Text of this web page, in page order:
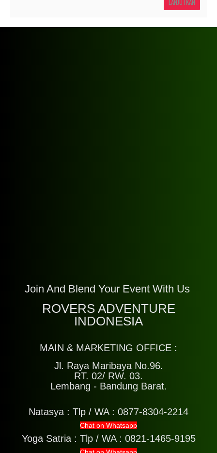
LANJUTKAN
Join And Blend Your Event With Us
ROVERS ADVENTURE
INDONESIA
MAIN & MARKETING OFFICE :
Jl. Raya Maribaya No.96.
RT. 02/ RW. 03.
Lembang - Bandung Barat.
Natasya : Tlp / WA : 0877-8304-2214
Chat on Whatsapp
Yoga Satria : Tlp / WA : 0821-1465-9195